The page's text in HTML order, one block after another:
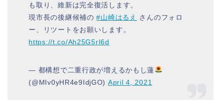
も取り、維新は完全復活します。
現市長の後継候補の#山崎はるえ
さんのフォロ
ー、リツートをお願いします。
https://t.co/Ah25G5rI6d
— 都構想で二重行政が増えるかもし蓮
(@MIv0yHR4e9IdjGO) April 4, 2021